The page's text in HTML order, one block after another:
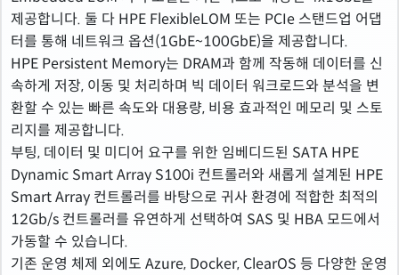
제공합니다. 둘 다 HPE FlexibleLOM 또는 PCIe 스탠드업 어댑
터를 통해 네트워크 옵션(1GbE~100GbE)을 제공합니다.
HPE Persistent Memory는 DRAM과 함께 작동해 데이터를 신
속하게 저장, 이동 및 처리하며 빅 데이터 워크로드와 분석을 변
환할 수 있는 빠른 속도와 대용량, 비용 효과적인 메모리 및 스토
리지를 제공합니다.
부팅, 데이터 및 미디어 요구를 위한 임베디드된 SATA HPE
Dynamic Smart Array S100i 컨트롤러와 새롭게 설계된 HPE
Smart Array 컨트롤러를 바탕으로 귀사 환경에 적합한 최적의
12Gb/s 컨트롤러를 유연하게 선택하여 SAS 및 HBA 모드에서
가동할 수 있습니다.
기존 운영 체제 외에도 Azure, Docker, ClearOS 등 다양한 운영